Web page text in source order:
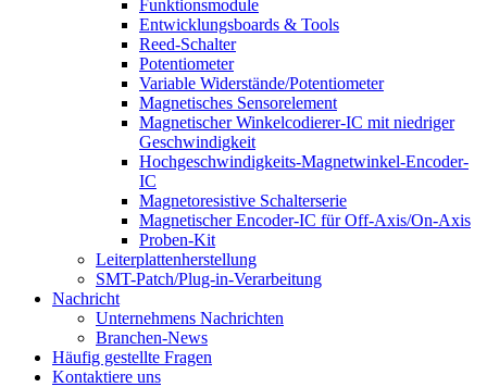
Funktionsmodule
Entwicklungsboards & Tools
Reed-Schalter
Potentiometer
Variable Widerstände/Potentiometer
Magnetisches Sensorelement
Magnetischer Winkelcodierer-IC mit niedriger
Geschwindigkeit
Hochgeschwindigkeits-Magnetwinkel-Encoder-
IC
Magnetoresistive Schalterserie
Magnetischer Encoder-IC für Off-Axis/On-Axis
Proben-Kit
Leiterplattenherstellung
SMT-Patch/Plug-in-Verarbeitung
Nachricht
Unternehmens Nachrichten
Branchen-News
Häufig gestellte Fragen
Kontaktiere uns